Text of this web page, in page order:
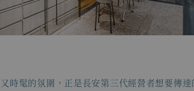
時髦的氛圍，正是長安第三代經營者想要傳